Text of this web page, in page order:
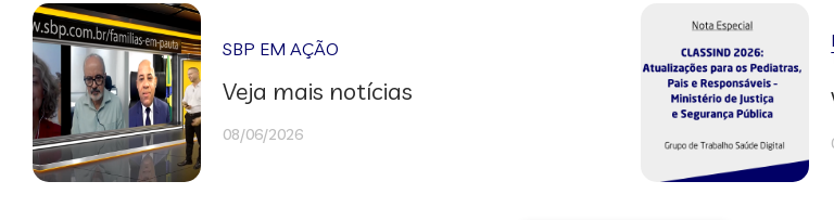
SBP EM AÇÃO
Veja mais notícias
08/06/2026